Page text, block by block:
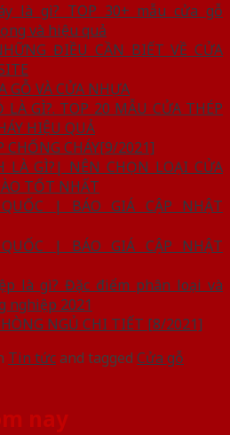
là gì? TOP 30+ mẫu cửa gỗ
và hiệu quả
ĐIỀU CẦN BIẾT VỀ CỬA
GỖ VÀ CỬA NHỰA
LÀ GÌ?. TOP 20 MẪU CỬA THÉP
HIỆU QUẢ
CHỐNG CHÁY[9/2021]
LÀ GÌ?| NÊN CHỌN LOẠI CỬA
TỐT NHẤT
| BÁO GIÁ CẬP NHẬT
| BÁO GIÁ CẬP NHẬT
là gì? Đặc điểm phân loại và
nghiệp 2021
NGỦ CHI TIẾT [8/2021]
Tin tứcand tagged Cửa gỗ
nay